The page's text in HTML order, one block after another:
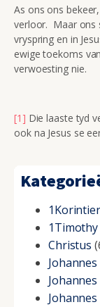
As ons ons
verloor. Maar ons
vryspring en in
ewige toekoms
verwoesting nie.
[1] Die laaste tyd
ook na Jesus se
1Timothy
Christus
Johannes
Johannes